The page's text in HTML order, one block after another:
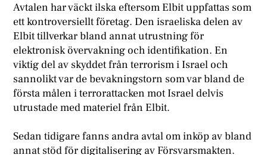
Avtalen har väckt ilska eftersom Elbit uppfattas som
ett kontroversiellt företag. Den israeliska delen av
Elbit tillverkar bland annat utrustning för
elektronisk övervakning och identifikation. En
viktig del av skyddet från terrorism i Israel och
sannolikt var de bevakningstorn som var bland de
första målen i terrorattacken mot Israel delvis
utrustade med materiel från Elbit.
Sedan tidigare fanns andra avtal om inköp av bland
annat stöd för digitalisering av Försvarsmakten.